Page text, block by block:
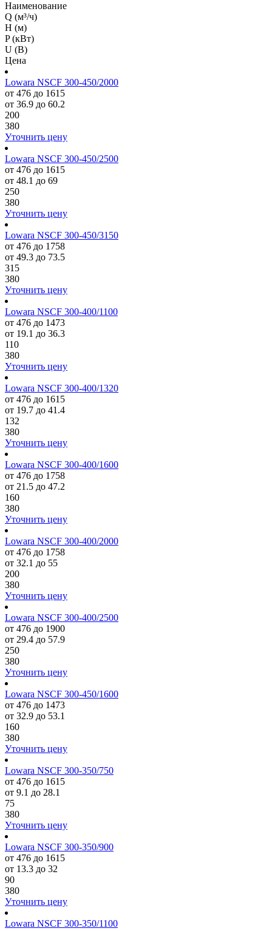
Наименование
Q (м³/ч)
H (м)
P (кВт)
U (В)
Цена
Lowara NSCF 300-450/2000
от 476 до 1615
от 36.9 до 60.2
200
380
Уточнить цену
Lowara NSCF 300-450/2500
от 476 до 1615
от 48.1 до 69
250
380
Уточнить цену
Lowara NSCF 300-450/3150
от 476 до 1758
от 49.3 до 73.5
315
380
Уточнить цену
Lowara NSCF 300-400/1100
от 476 до 1473
от 19.1 до 36.3
110
380
Уточнить цену
Lowara NSCF 300-400/1320
от 476 до 1615
от 19.7 до 41.4
132
380
Уточнить цену
Lowara NSCF 300-400/1600
от 476 до 1758
от 21.5 до 47.2
160
380
Уточнить цену
Lowara NSCF 300-400/2000
от 476 до 1758
от 32.1 до 55
200
380
Уточнить цену
Lowara NSCF 300-400/2500
от 476 до 1900
от 29.4 до 57.9
250
380
Уточнить цену
Lowara NSCF 300-450/1600
от 476 до 1473
от 32.9 до 53.1
160
380
Уточнить цену
Lowara NSCF 300-350/750
от 476 до 1615
от 9.1 до 28.1
75
380
Уточнить цену
Lowara NSCF 300-350/900
от 476 до 1615
от 13.3 до 32
90
380
Уточнить цену
Lowara NSCF 300-350/1100